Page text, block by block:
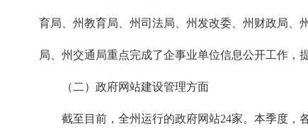
育局、州教育局、州司法局、州发改委、州财政局、
局、州交通局重点完成了企事业单位信息公开工作，
（二）政府网站建设管理方面
截至目前，全州运行的政府网站24家。本季度